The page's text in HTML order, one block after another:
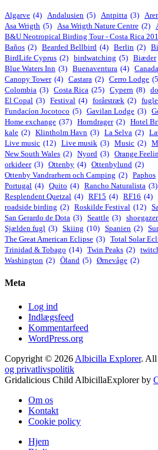
Algarve (4) Andalusien (5) Antpitta (3)
Asa Wrigth (5) Asa Wrigth Nature Centre (2)
B&U Neotropical Birding Tour - Costa Rica
Baños (2) Bearded Bellbird (4) Berlin (2)
BirdLife Cyprus (2) birdwatching (5) Biæder
Blue Waters Inn (3) Buenaventura (4) Canada
Canopy Tower (4) Castara (2) Cerro Lodge
Colombia (3) Costa Rica (25) Cypern (8)
El Copal (3) Festival (4) forårstræk (2) fugle
Fundacíon Jocotoco (5) Gavilan Lodge (3)
Home exchange (37) Horndrager (2) Hotel
kale (2) Klintholm Havn (3) La Selva (2)
Live music (12) Live musik (3) Music (2)
New South Wales (2) Nyord (3) Orange
orkideer (3) Ottenby (4) Ottenbylund (2)
Ottenby Vandrarhem och Camping (2) Paphos
Portugal (4) Quito (4) Rancho Naturalista (3)
Resplendent Quetzal (4) RF15 (4) RF16 (4)
roadside birding (2) Roskilde Festival (12)
San Gerardo de Dota (3) Seattle (3)
Sjælden fugl (3) Skiing (10) Spanien (2)
The Great American Eclipse (3) Total Solar
Trinidad & Tobago (14) Twin Peaks (2)
Washington (2) Öland (5) Ørnevåge (2)
Meta
Log ind
Indlægsfeed
Kommentarfeed
WordPress.org
Copyright © 2026 Albicilla Explorer. All
og privatlivspolitik
Gridalicious Child AlbicillaExplorer by
Om os
Kontakt
Cookie policy
Hjem